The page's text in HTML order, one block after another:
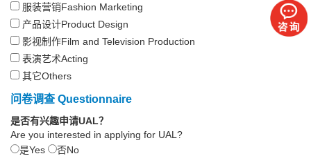
服装营销Fashion Marketing
产品设计Product Design
影视制作Film and Television Production
表演艺术Acting
其它Others
问卷调查 Questionnaire
是否有兴趣申请UAL？
Are you interested in applying for UAL?
是Yes
否No